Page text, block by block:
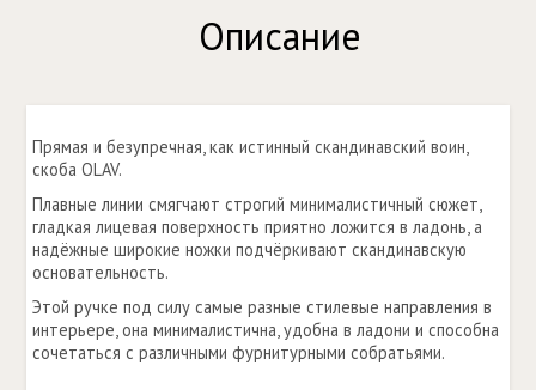
Описание
Прямая и безупречная, как истинный скандинавский воин,
скоба OLAV.
Плавные линии смягчают строгий минималистичный сюжет,
гладкая лицевая поверхность приятно ложится в ладонь, а
надёжные широкие ножки подчёркивают скандинавскую
основательность.
Этой ручке под силу самые разные стилевые направления в
интерьере, она минималистична, удобна в ладони и способна
сочетаться с различными фурнитурными собратьями.